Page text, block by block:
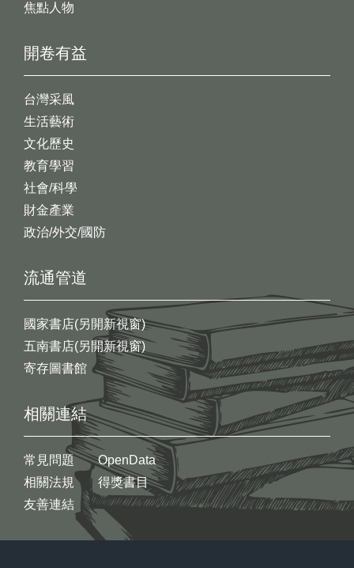
開卷有益
台灣采風
生活藝術
文化歷史
教育學習
社會/科學
財金產業
政治/外交/國防
焦點人物
流通管道
國家書店(另開新視窗)
五南書店(另開新視窗)
寄存圖書館
相關連結
常見問題
相關法規
友善連結
OpenData
得獎書目